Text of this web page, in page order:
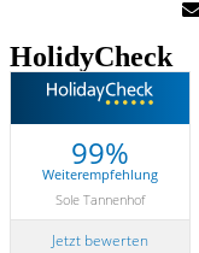
HolidyCheck
99%
Weiterempfehlung
Sole Tannenhof
Jetzt bewerten